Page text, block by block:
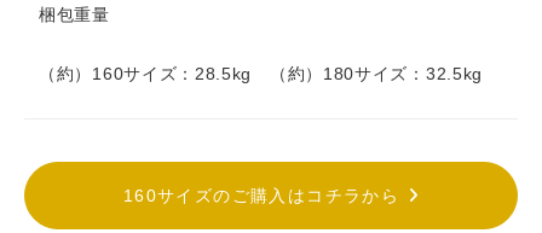
梱包重量
（約）160サイズ：28.5kg （約）180サイズ：32.5kg
160サイズのご購入はコチラから